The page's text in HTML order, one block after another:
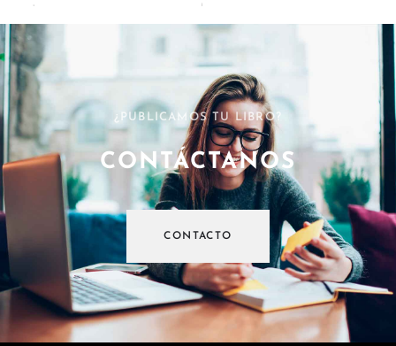
¿PUBLICAMOS TU LIBRO?
CONTÁCTANOS
CONTACTO